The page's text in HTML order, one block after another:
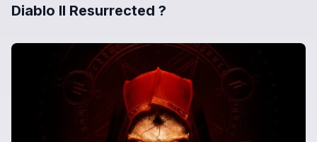
Diablo II Resurrected ?